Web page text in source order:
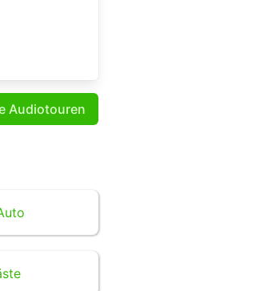
Audiotouren